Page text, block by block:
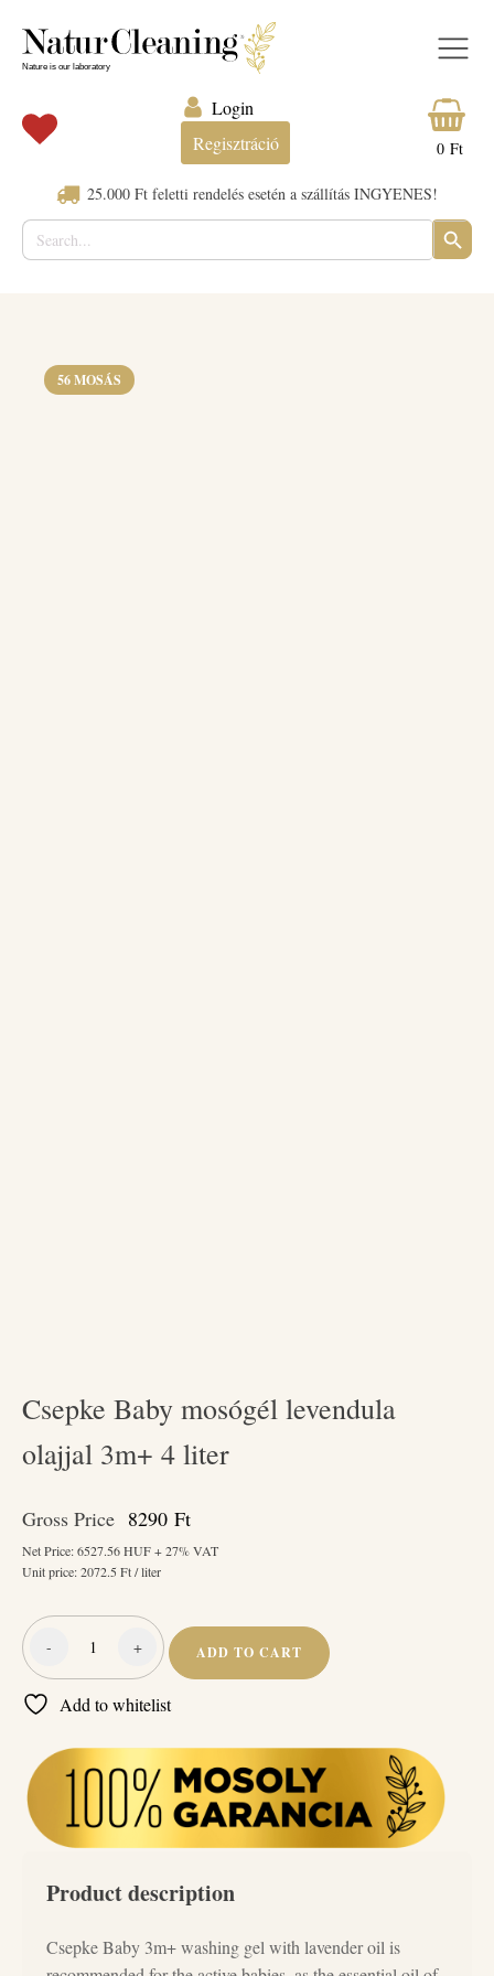
25.000 Ft feletti rendelés esetén a szállítás INGYENES!
Search
for:
SEARCH
BUTTON
Login
Regisztráció
0 Ft
56 MOSÁS
Csepke Baby mosógél levendula
olajjal 3m+ 4 liter
Gross Price 8290 Ft
Net Price:6527.56HUF + 27% VAT
Unit price:2072.5Ft / liter
-
Csepke
mosógél
olajjal
3m+
4
liter
quantity
+ ADD TO CART
Add to whitelist
Product description
Csepke Baby 3m+ washing gel with lavender oil is